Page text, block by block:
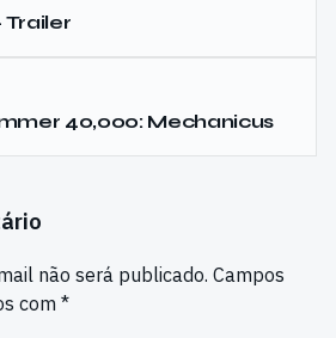
Trailer
40,000: Mechanicus
não será publicado. Campos
com *